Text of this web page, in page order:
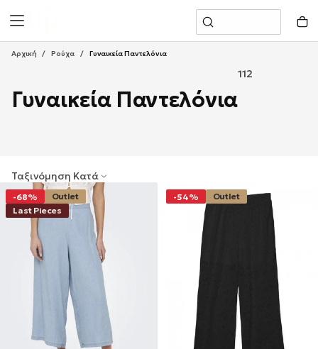
Μετάβαση
Στο
Περιεχόμενο
Αρχική / Ρούχα / Γυναικεία Παντελόνια
Γυναικεία Παντελόνια
112
Ταξινόμηση Κατά
-68%
Outlet
Last Pieces
-54% Outlet